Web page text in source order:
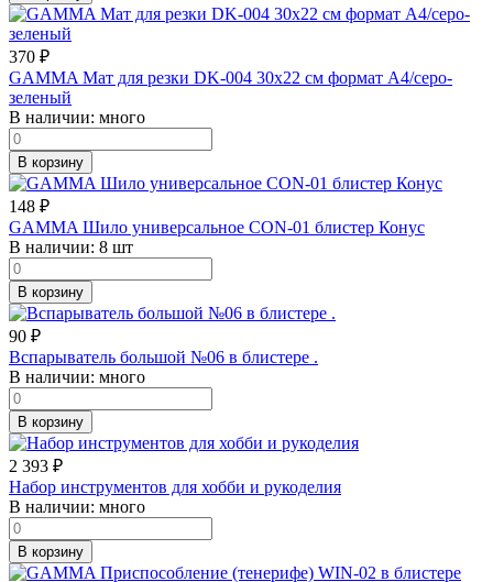
370 ₽
GAMMA Мат для резки DK-004 30х22 см формат А4/серо-
зеленый
В наличии: много
В корзину
148 ₽
GAMMA Шило универсальное CON-01 блистер Конус
В наличии: 8 шт
В корзину
90 ₽
Вспарыватель большой №06 в блистере .
В наличии: много
В корзину
2 393 ₽
Набор инструментов для хобби и рукоделия
В наличии: много
В корзину